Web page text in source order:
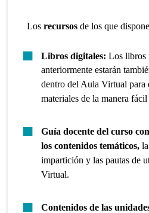
Losrecursos de los que
Libros digitales:Los libros
anteriormente estarán
dentro del Aula Virtual para
materiales de la manera
Guía docente del curso
los contenidos temáticos,
impartición y las pautas de
Virtual.
Contenidos de las